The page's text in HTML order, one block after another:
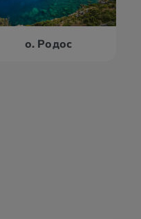
о. Родос